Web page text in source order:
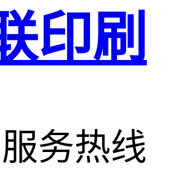
印刷
务热线